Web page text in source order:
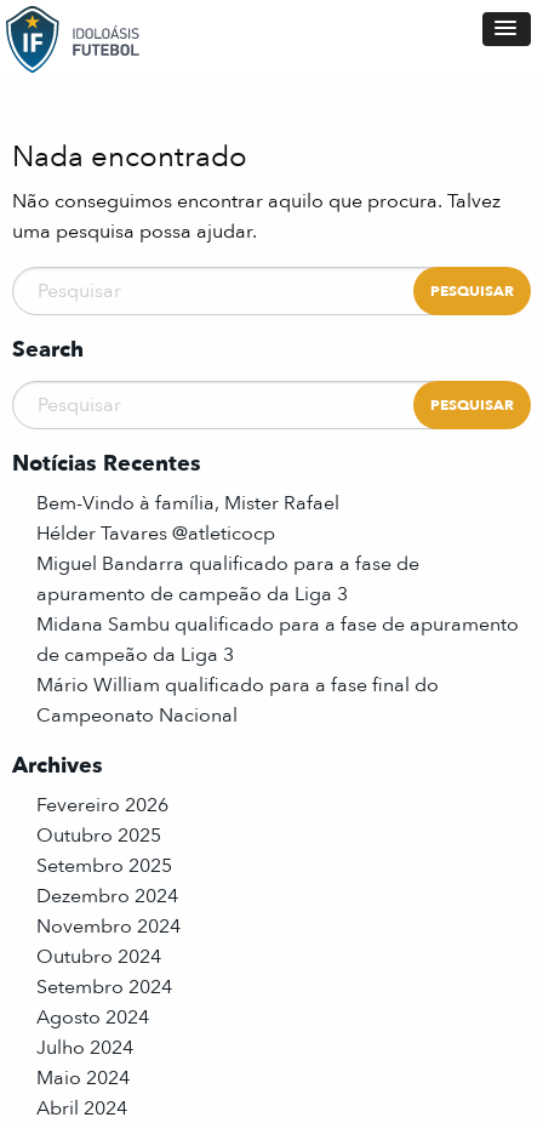
Nada encontrado
Não conseguimos encontrar aquilo que procura. Talvez
uma pesquisa possa ajudar.
Search
Notícias Recentes
Bem-Vindo à família, Mister Rafael
Hélder Tavares @atleticocp
Miguel Bandarra qualificado para a fase de
apuramento de campeão da Liga 3
Midana Sambu qualificado para a fase de apuramento
de campeão da Liga 3
Mário William qualificado para a fase final do
Campeonato Nacional
Archives
Fevereiro 2026
Outubro 2025
Setembro 2025
Dezembro 2024
Novembro 2024
Outubro 2024
Setembro 2024
Agosto 2024
Julho 2024
Maio 2024
Abril 2024